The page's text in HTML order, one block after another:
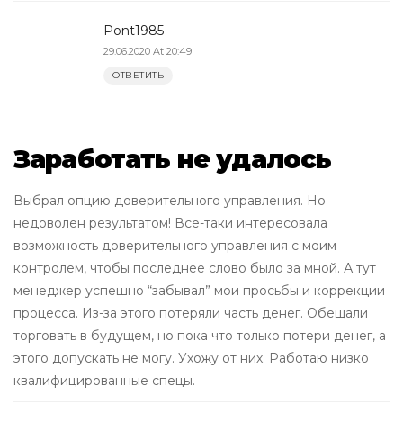
Pont1985
29.06.2020 At 20:49
ОТВЕТИТЬ
Заработать не удалось
Выбрал опцию доверительного управления. Но
недоволен результатом! Все-таки интересовала
возможность доверительного управления с моим
контролем, чтобы последнее слово было за мной. А тут
менеджер успешно “забывал” мои просьбы и коррекции
процесса. Из-за этого потеряли часть денег. Обещали
торговать в будущем, но пока что только потери денег, а
этого допускать не могу. Ухожу от них. Работаю низко
квалифицированные спецы.